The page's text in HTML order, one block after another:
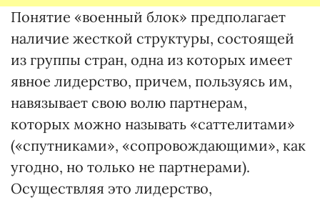
Понятие «военный блок» предполагает
наличие жесткой структуры, состоящей
из группы стран, одна из которых имеет
явное лидерство, причем, пользуясь им,
навязывает свою волю партнерам,
которых можно называть «саттелитами»
(«спутниками», «сопровождающими», как
угодно, но только не партнерами).
Осуществляя это лидерство,